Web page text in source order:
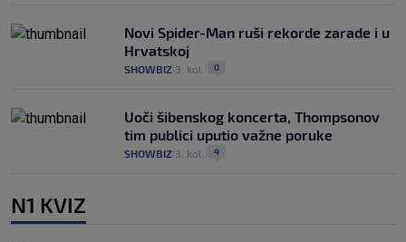
Novi Spider-Man ruši rekorde zarade i u
Hrvatskoj
SHOWBIZ 3. kol. 0
Uoči šibenskog koncerta, Thompsonov
tim publici uputio važne poruke
SHOWBIZ 3. kol. 4
N1 KVIZ